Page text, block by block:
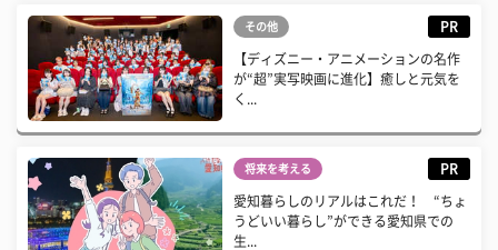
その他 PR
【ディズニー・アニメーションの名作
が“超”実写映画に進化】癒しと元気を
く...
将来を考える PR
愛知暮らしのリアルはこれだ！ “ちょ
うどいい暮らし”ができる愛知県での
生...